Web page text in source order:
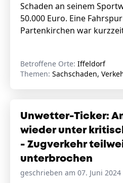
Schaden an seinem
50.000 Euro. Eine
Partenkirchen war
Betroffene Orte: Iffeldorf
Themen: Sachschaden,
Unwetter-Ticker:
wieder unter
- Zugverkehr
unterbrochen
geschrieben am 07. Juni 2024